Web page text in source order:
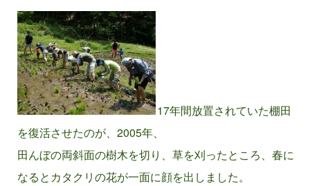
17年間放置されていた棚田
を復活させたのが、2005年、
田んぼの両斜面の樹木を切り、草を刈ったところ、春に
なるとカタクリの花が一面に顔を出しました。